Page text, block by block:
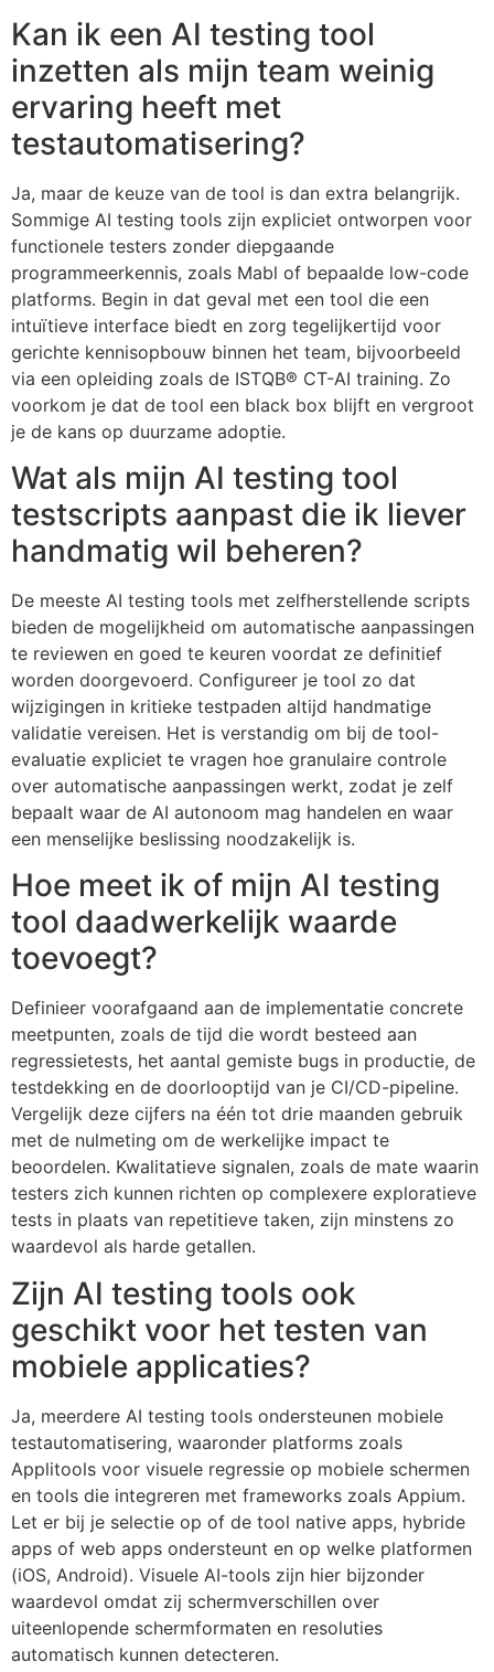
Kan ik een AI testing tool
inzetten als mijn team weinig
ervaring heeft met
testautomatisering?
Ja, maar de keuze van de tool is dan extra belangrijk.
Sommige AI testing tools zijn expliciet ontworpen voor
functionele testers zonder diepgaande
programmeerkennis, zoals Mabl of bepaalde low-code
platforms. Begin in dat geval met een tool die een
intuïtieve interface biedt en zorg tegelijkertijd voor
gerichte kennisopbouw binnen het team, bijvoorbeeld
via een opleiding zoals de ISTQB® CT-AI training. Zo
voorkom je dat de tool een black box blijft en vergroot
je de kans op duurzame adoptie.
Wat als mijn AI testing tool
testscripts aanpast die ik liever
handmatig wil beheren?
De meeste AI testing tools met zelfherstellende scripts
bieden de mogelijkheid om automatische aanpassingen
te reviewen en goed te keuren voordat ze definitief
worden doorgevoerd. Configureer je tool zo dat
wijzigingen in kritieke testpaden altijd handmatige
validatie vereisen. Het is verstandig om bij de tool-
evaluatie expliciet te vragen hoe granulaire controle
over automatische aanpassingen werkt, zodat je zelf
bepaalt waar de AI autonoom mag handelen en waar
een menselijke beslissing noodzakelijk is.
Hoe meet ik of mijn AI testing
tool daadwerkelijk waarde
toevoegt?
Definieer voorafgaand aan de implementatie concrete
meetpunten, zoals de tijd die wordt besteed aan
regressietests, het aantal gemiste bugs in productie, de
testdekking en de doorlooptijd van je CI/CD-pipeline.
Vergelijk deze cijfers na één tot drie maanden gebruik
met de nulmeting om de werkelijke impact te
beoordelen. Kwalitatieve signalen, zoals de mate waarin
testers zich kunnen richten op complexere exploratieve
tests in plaats van repetitieve taken, zijn minstens zo
waardevol als harde getallen.
Zijn AI testing tools ook
geschikt voor het testen van
mobiele applicaties?
Ja, meerdere AI testing tools ondersteunen mobiele
testautomatisering, waaronder platforms zoals
Applitools voor visuele regressie op mobiele schermen
en tools die integreren met frameworks zoals Appium.
Let er bij je selectie op of de tool native apps, hybride
apps of web apps ondersteunt en op welke platformen
(iOS, Android). Visuele AI-tools zijn hier bijzonder
waardevol omdat zij schermverschillen over
uiteenlopende schermformaten en resoluties
automatisch kunnen detecteren.